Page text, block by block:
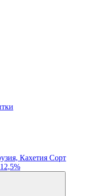
Кахетия Сорт